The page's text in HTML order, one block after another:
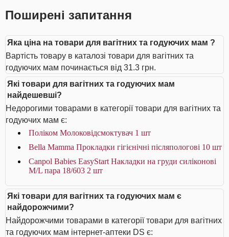
Поширені запитання
Яка ціна на товари для вагітних та годуючих мам ?
Вартість товару в каталозі товари для вагітних та
годуючих мам починається від 31.3 грн.
Які товари для вагітних та годуючих мам
найдешевші?
Недорогими товарами в категорії товари для вагітних та
годуючих мам є:
Поліком Молоковідсмоктувач 1 шт
Bella Мamma Прокладки гiгiєнiчнi післяпологові 10 шт
Canpol Babies EasyStart Накладки на груди силіконові
M/L пара 18/603 2 шт
Які товари для вагітних та годуючих мам є
найдорожчими?
Найдорожчими товарами в категорії товари для вагітних
та годуючих мам інтернет-аптеки DS є: